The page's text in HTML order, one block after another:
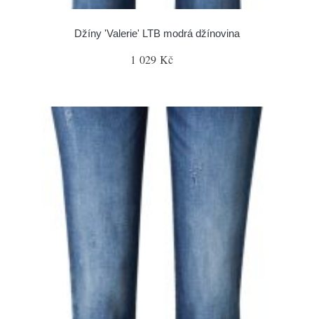
Džíny 'Valerie' LTB modrá džínovina
1 029 Kč